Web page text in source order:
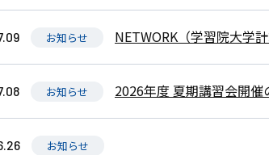
お知らせ NETWORK（学習院大学
お知らせ 2026年度 夏期講習会開催
お知らせ